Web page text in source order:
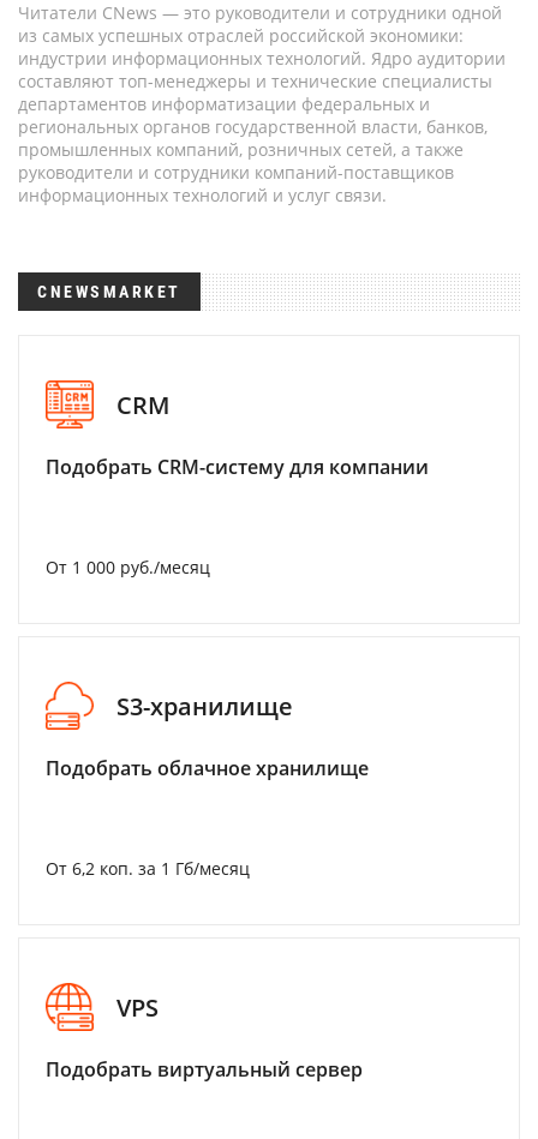
Читатели CNews — это руководители и сотрудники одной
из самых успешных отраслей российской экономики:
индустрии информационных технологий. Ядро аудитории
составляют топ-менеджеры и технические специалисты
департаментов информатизации федеральных и
региональных органов государственной власти, банков,
промышленных компаний, розничных сетей, а также
руководители и сотрудники компаний-поставщиков
информационных технологий и услуг связи.
CNEWSMARKET
CRM
Подобрать CRM-систему для компании
От 1 000 руб./месяц
S3-хранилище
Подобрать облачное хранилище
От 6,2 коп. за 1 Гб/месяц
VPS
Подобрать виртуальный сервер